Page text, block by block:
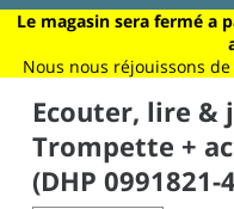
Le magasin sera fermé a
Nous nous réjouissons
Ecouter, lire &
Trompette +
(DHP 0991821-